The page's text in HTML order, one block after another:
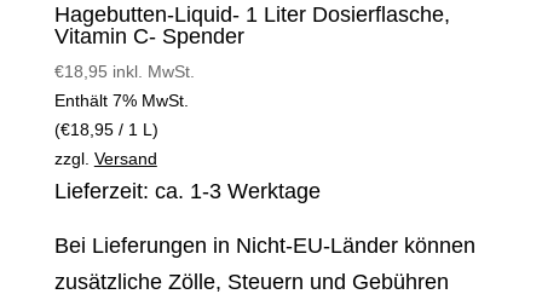
Hagebutten-Liquid- 1 Liter Dosierflasche,
Vitamin C- Spender
€18,95 inkl. MwSt.
Enthält 7% MwSt.
(€18,95/ 1 L)
zzgl. Versand
Lieferzeit: ca. 1-3 Werktage
Bei Lieferungen in Nicht-EU-Länder können
zusätzliche Zölle, Steuern und Gebühren